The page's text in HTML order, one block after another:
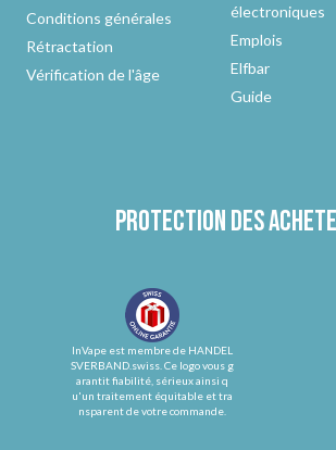
Conditions générales
Rétractation
Vérification de l'âge
électroniques
Emplois
Elfbar
Guide
Protection des
InVape est membre de HANDEL
SVERBAND.swiss. Ce logo vous g
arantit fiabilité, sérieux ainsi q
u'un traitement équitable et tra
nsparent de votre commande.